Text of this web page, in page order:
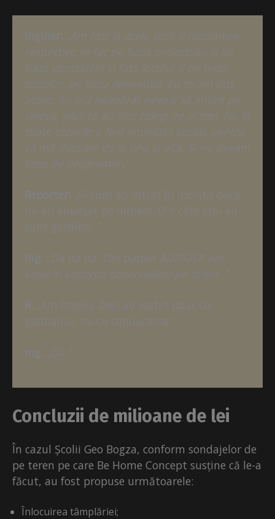
Concluzii de milioane de lei
În cazul Școlii Geo Bogza, conform sondajelor de
pe teren pe care Be Home Concept susține că le-a
făcut, au fost propuse următoarele:
Înlocuirea tâmplăriei;